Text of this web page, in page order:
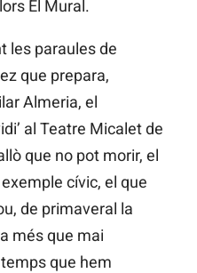
El Mural.
les paraules de
que prepara,
Almeria, el
al Teatre Micalet de
que no pot morir, el
cívic, el que
de primaveral la
més que mai
que hem